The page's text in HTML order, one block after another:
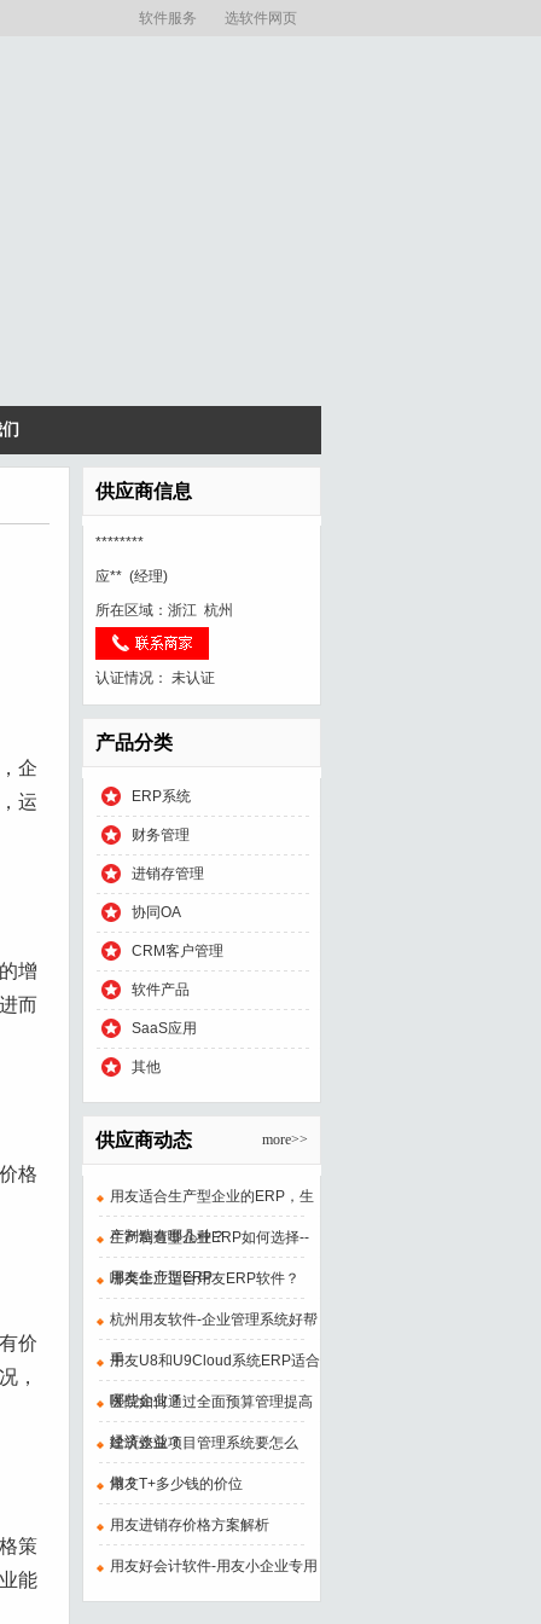
软件服务 选软件网页
企
运
增
而
格
价
，
策
能
供应商信息
********
应** (经理)
所在区域：浙江 杭州
认证情况： 未认证
产品分类
ERP系统
财务管理
进销存管理
协同OA
CRM客户管理
软件产品
SaaS应用
其他
more>>
供应商动态
用友适合生产型企业的ERP，生
产制造有哪几种？
生产制造型企业ERP如何选择--
用友生产型ERP
哪类企业适合用友ERP软件？
杭州用友软件-企业管理系统好帮
手
用友U8和U9Cloud系统ERP适合
哪些企业？
医院如何通过全面预算管理提高
经济效益？
建筑企业项目管理系统要怎么
做？
用友T+多少钱的价位
用友进销存价格方案解析
用友好会计软件-用友小企业专用
财务软件